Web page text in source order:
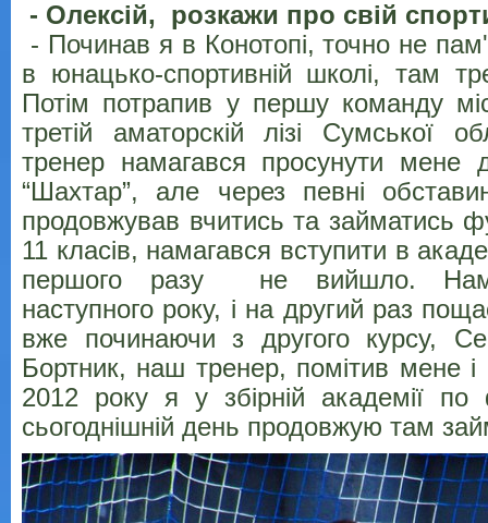
- Олексій, розкажи про свій
- Починав я в Конотопі, точно не
в юнацько-спортивній школі, там
Потім потрапив у першу команду
третій аматорскій лізі Сумської
тренер намагався просунути мене
“Шахтар”, але через певні
продовжував вчитись та займатись
11 класів, намагався вступити в
першого разу не вийшло.
наступного року, і на другий раз
вже починаючи з другого курсу,
Бортник, наш тренер, помітив мене
2012 року я у збірній академії
сьогоднішній день продовжую там